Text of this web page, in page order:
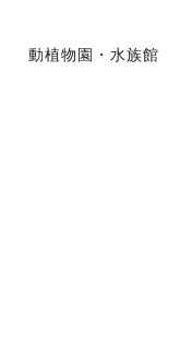
動植物園・水族館